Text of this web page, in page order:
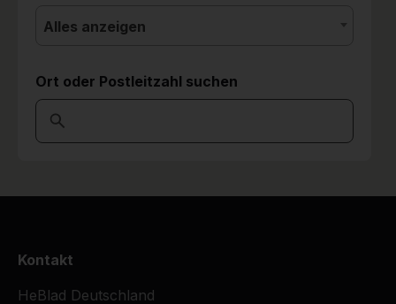
Alles anzeigen
Ort oder Postleitzahl suchen
Kontakt
HeBlad Deutschland